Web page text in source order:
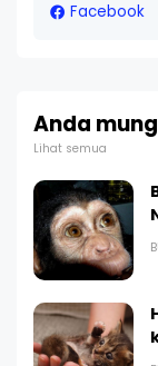
Facebook
Anda
Lihat semua